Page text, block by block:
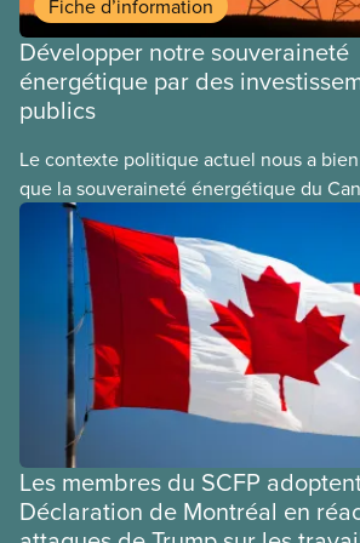
Fiche d’information
Développer notre souveraineté
énergétique par des
publics
Le contexte politique actuel nous a
que la souveraineté énergétique du
aux États-Unis est une composante
notre indépendance économique.
Les membres du SCFP
Déclaration de Montréal en